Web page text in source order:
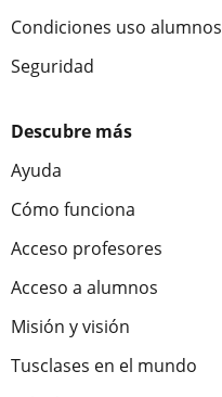
Condiciones uso alumnos
Seguridad
Descubre más
Ayuda
Cómo funciona
Acceso profesores
Acceso a alumnos
Misión y visión
Tusclases en el mundo